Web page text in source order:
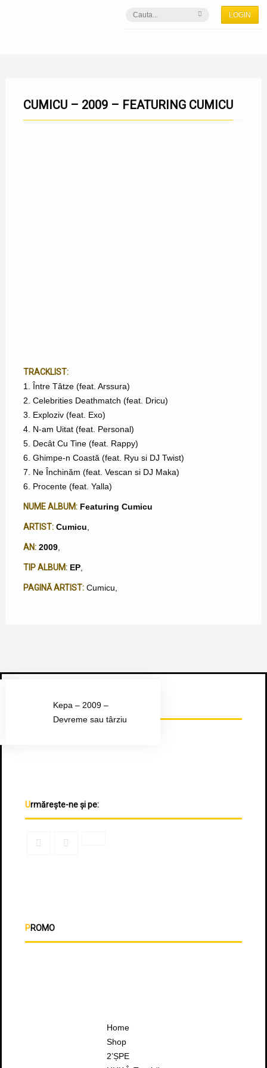
LOGIN
CUMICU – 2009 – FEATURING CUMICU
TRACKLIST:
1. Între Tâtze (feat. Arssura)
2. Celebrities Deathmatch (feat. Dricu)
3. Exploziv (feat. Exo)
4. N-am Uitat (feat. Personal)
5. Decât Cu Tine (feat. Rappy)
6. Ghimpe-n Coastă (feat. Ryu si DJ Twist)
7. Ne Închinăm (feat. Vescan si DJ Maka)
6. Procente (feat. Yalla)
NUME ALBUM: Featuring Cumicu
ARTIST: Cumicu
AN: 2009,
TIP ALBUM: EP,
PAGINĂ ARTIST: Cumicu
Kepa – 2009 –
Devreme sau târziu
Urmărește-ne pe Facebook
Urmărește-ne și pe:
PROMO
Home
Shop
2’ȘPE